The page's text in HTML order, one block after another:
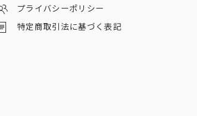
プライバシーポリシー
特定商取引法に基づく表記